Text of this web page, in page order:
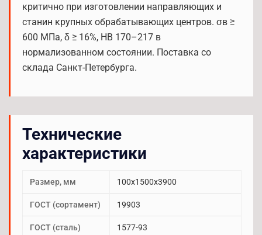
критично при изготовлении направляющих и
станин крупных обрабатывающих центров. σв ≥
600 МПа, δ ≥ 16%, HB 170–217 в
нормализованном состоянии. Поставка со
склада Санкт-Петербурга.
Технические
характеристики
Размер, мм 100х1500х3900
ГОСТ (сортамент) 19903
ГОСТ (сталь) 1577-93